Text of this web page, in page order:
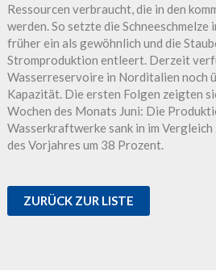
Ressourcen verbraucht, die in den
werden. So setzte die Schneeschmelze
früher ein als gewöhnlich und die
Stromproduktion entleert. Derzeit
Wasserreservoire in Norditalien noch
Kapazität. Die ersten Folgen zeigten
Wochen des Monats Juni: Die
Wasserkraftwerke sank in im
des Vorjahres um 38 Prozent.
ZURÜCK ZUR LISTE